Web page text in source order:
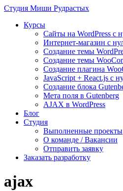
Студия Миши Рудрастых
Курсы
Сайты на WordPress с
Интернет-магазин с
Создание темы
Создание темы
Создание плагина
JavaScript + React.js с
Создание блока
Мета поля в Gutenberg
AJAX в WordPress
Блог
Студия
Выполненные проекты
О команде / Вакансии
Отправить заявку
Заказать разработку
ajax